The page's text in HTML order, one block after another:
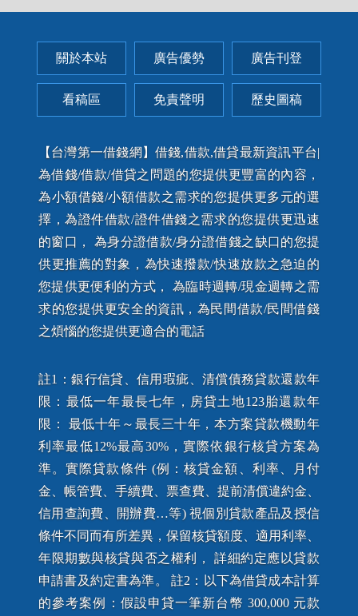
關於本站 廣告優勢 廣告刊登
看稿區 免責聲明 歷史圖稿
【台灣第一借錢網】借錢,借款,借貸最新資訊平台|
為借錢/借款/借貸之問題的您提供更豐富的內容，
為小額借錢/小額借款之需求的您提供更多元的選
擇，為證件借款/證件借錢之需求的您提供更迅速
的窗口， 為身分證借款/身分證借錢之缺口的您提
供更推薦的對象，為快速撥款/快速放款之急迫的
您提供更便利的方式， 為臨時週轉/現金週轉之需
求的您提供更安全的資訊，為民間借款/民間借錢
之煩惱的您提供更適合的電話
註1：銀行信貸、信用瑕疵、清償債務貸款還款年
限：最低一年最長七年，房貸土地123胎還款年
限： 最低十年～最長三十年，本方案貸款機動年
利率最低12%最高30%，實際依銀行核貸方案為
準。實際貸款條件 (例：核貸金額、利率、月付
金、帳管費、手續費、票查費、提前清償違約金、
信用查詢費、開辦費…等) 視個別貸款產品及授信
條件不同而有所差異，保留核貸額度、適用利率、
年限期數與核貸與否之權利， 詳細約定應以貸款
申請書及約定書為準。 註2：以下為借貸成本計算
的參考案例：假設申貸一筆新台幣 300,000 元款